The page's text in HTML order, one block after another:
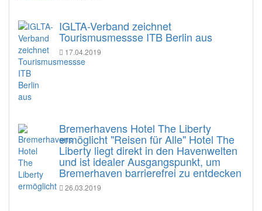
IGLTA-Verband zeichnet
Tourismusmessse ITB Berlin aus
17.04.2019
Bremerhavens Hotel The Liberty
ermöglicht "Reisen für Alle" Hotel The
Liberty liegt direkt in den Havenwelten
und ist idealer Ausgangspunkt, um
Bremerhaven barrierefrei zu entdecken
26.03.2019